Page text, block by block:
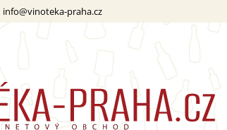
info@vinoteka-praha.cz